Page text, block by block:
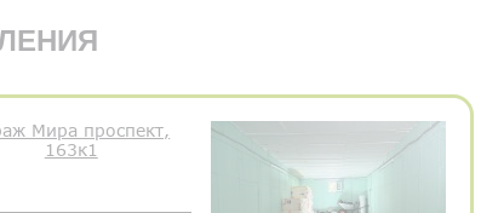
Мира проспект,
163к1